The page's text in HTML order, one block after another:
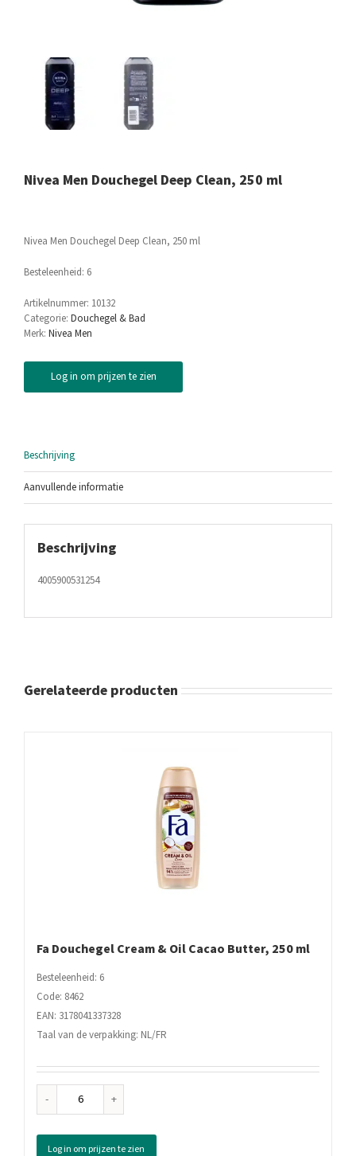
Nivea Men Douchegel Deep Clean, 250 ml
Nivea Men Douchegel Deep Clean, 250 ml
Besteleenheid: 6
Artikelnummer: 10132
Categorie: Douchegel & Bad
Merk: Nivea Men
Log in om prijzen te zien
Beschrijving
Aanvullende informatie
Beschrijving
4005900531254
Gerelateerde producten
Fa Douchegel Cream & Oil Cacao Butter, 250 ml
Besteleenheid: 6
Code: 8462
EAN: 3178041337328
Taal van de verpakking: NL/FR
Fa
Cream
&
Log in om prijzen te zien